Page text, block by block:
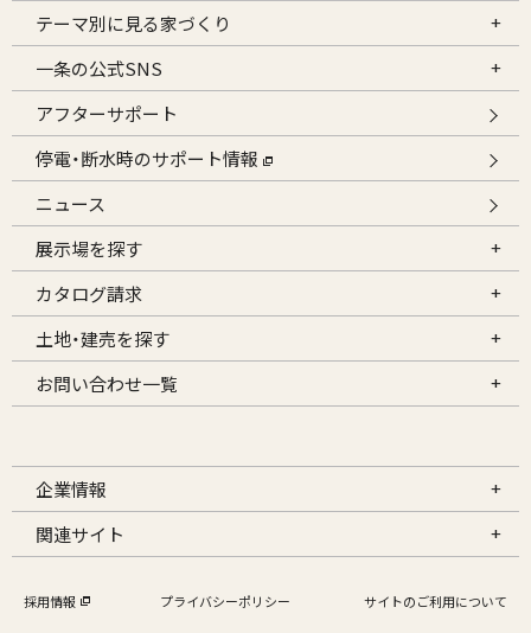
テーマ別に見る家づくり
一条の公式SNS
アフターサポート
停電・断水時のサポート情報
ニュース
展示場を探す
カタログ請求
土地・建売を探す
お問い合わせ一覧
企業情報
関連サイト
採用情報 プライバシーポリシー サイトのご利用について